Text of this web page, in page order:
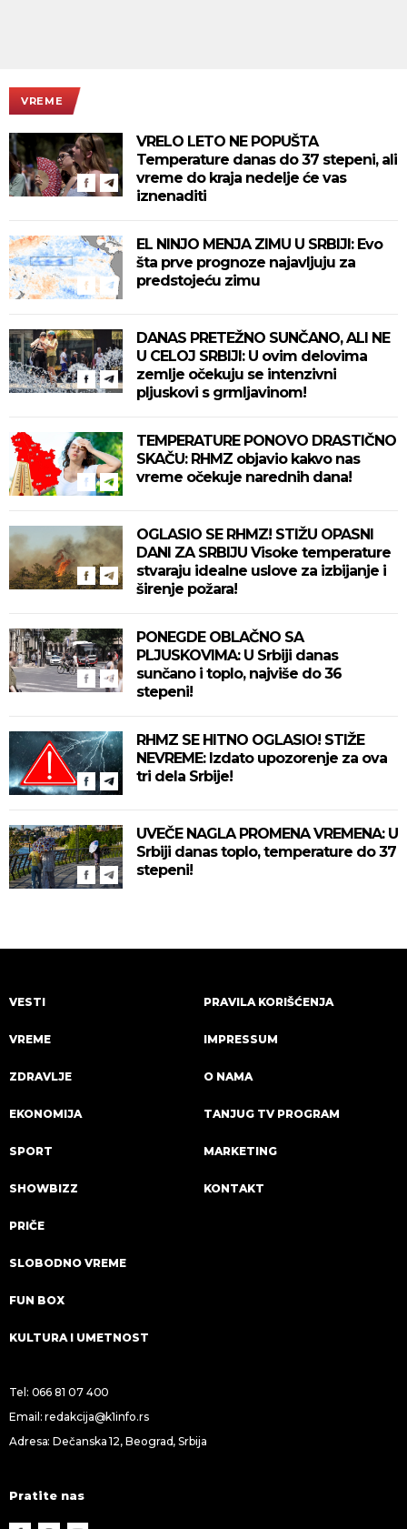
VREME
VRELO LETO NE POPUŠTA
Temperature danas do 37 stepeni, ali
vreme do kraja nedelje će vas
iznenaditi
EL NINJO MENJA ZIMU U SRBIJI: Evo
šta prve prognoze najavljuju za
predstojeću zimu
DANAS PRETEŽNO SUNČANO, ALI NE
U CELOJ SRBIJI: U ovim delovima
zemlje očekuju se intenzivni
pljuskovi s grmljavinom!
TEMPERATURE PONOVO DRASTIČNO
SKAČU: RHMZ objavio kakvo nas
vreme očekuje narednih dana!
OGLASIO SE RHMZ! STIŽU OPASNI
DANI ZA SRBIJU Visoke temperature
stvaraju idealne uslove za izbijanje i
širenje požara!
PONEGDE OBLAČNO SA
PLJUSKOVIMA: U Srbiji danas
sunčano i toplo, najviše do 36
stepeni!
RHMZ SE HITNO OGLASIO! STIŽE
NEVREME: Izdato upozorenje za ova
tri dela Srbije!
UVEČE NAGLA PROMENA VREMENA: U
Srbiji danas toplo, temperature do 37
stepeni!
VESTI
VREME
ZDRAVLJE
EKONOMIJA
SPORT
SHOWBIZZ
PRIČE
SLOBODNO VREME
FUN BOX
KULTURA I UMETNOST
PRAVILA KORIŠĆENJA
IMPRESSUM
O NAMA
TANJUG TV PROGRAM
MARKETING
KONTAKT
Tel: 066 81 07 400
Email:redakcija@k1info.rs
Adresa: Dečanska 12, Beograd, Srbija
Pratite nas